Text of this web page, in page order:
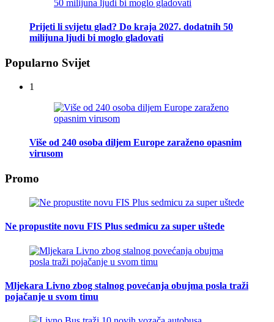
Prijeti li svijetu glad? Do kraja 2027. dodatnih 50
milijuna ljudi bi moglo gladovati
Popularno Svijet
1
Više od 240 osoba diljem Europe zaraženo opasnim
virusom
Promo
Ne propustite novu FIS Plus sedmicu za super uštede
Mljekara Livno zbog stalnog povećanja obujma posla traži
pojačanje u svom timu